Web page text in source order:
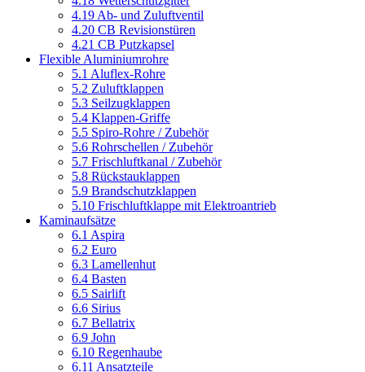
4.19 Ab- und Zuluftventil
4.20 CB Revisionstüren
4.21 CB Putzkapsel
Flexible Aluminiumrohre
5.1 Aluflex-Rohre
5.2 Zuluftklappen
5.3 Seilzugklappen
5.4 Klappen-Griffe
5.5 Spiro-Rohre / Zubehör
5.6 Rohrschellen / Zubehör
5.7 Frischluftkanal / Zubehör
5.8 Rückstauklappen
5.9 Brandschutzklappen
5.10 Frischluftklappe mit Elektroantrieb
Kaminaufsätze
6.1 Aspira
6.2 Euro
6.3 Lamellenhut
6.4 Basten
6.5 Sairlift
6.6 Sirius
6.7 Bellatrix
6.9 John
6.10 Regenhaube
6.11 Ansatzteile